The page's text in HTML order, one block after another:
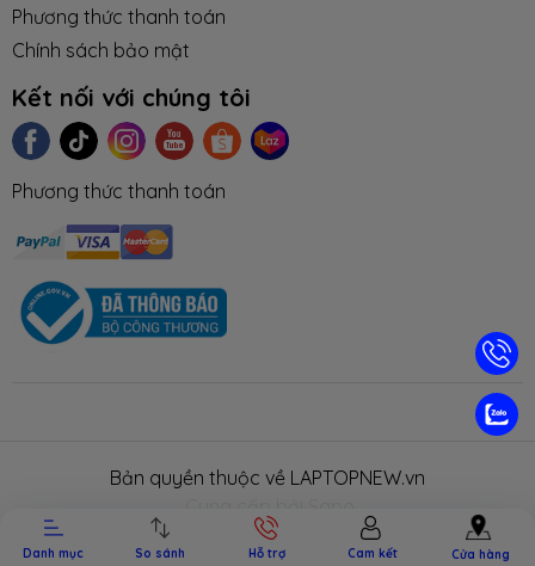
TRA CỨU
HÀNH
Phương thức thanh toán
Chính sách bảo mật
Kết nối với chúng tôi
Phương thức thanh toán
Bản quyền thuộc về LAPTOPNEW.vn
Danh mục So sánh Hỗ trợ Cam kết Cửa hàng